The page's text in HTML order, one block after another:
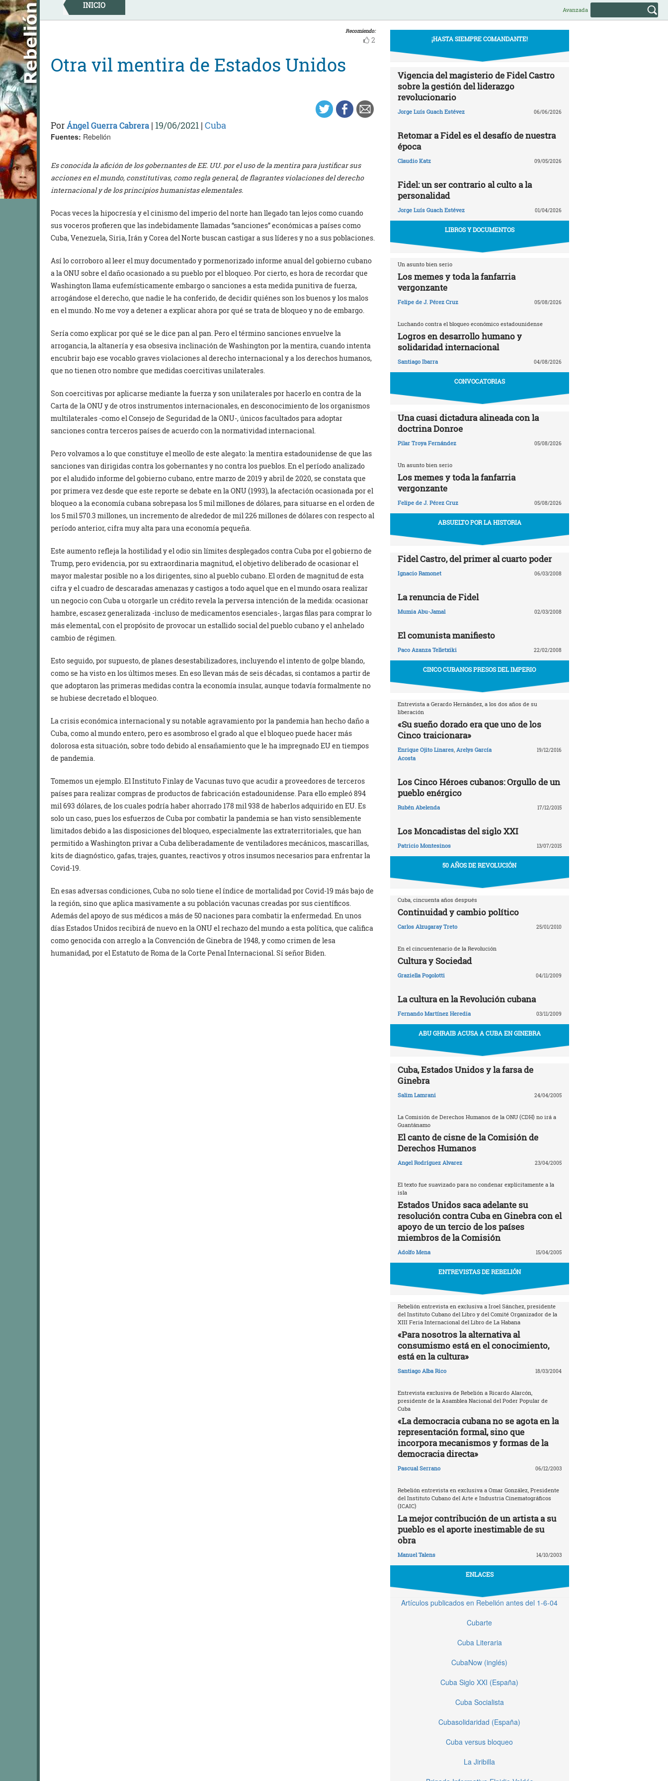
Skip
to
content
INICIO Avanzada
Recomiendo:
2
Otra vil mentira de Estados Unidos
PorÁngel Guerra Cabrera | 19/06/2021 | Cuba
Fuentes: Rebelión
Es conocida la afición de los gobernantes de EE. UU. por el uso de la mentira para justificar sus
acciones en el mundo, constitutivas, como regla general, de flagrantes violaciones del derecho
internacional y de los principios humanistas elementales.
Pocas veces la hipocresía y el cinismo del imperio del norte han llegado tan lejos como cuando
sus voceros profieren que las indebidamente llamadas “sanciones” económicas a países como
Cuba, Venezuela, Siria, Irán y Corea del Norte buscan castigar a sus líderes y no a sus poblaciones.
Así lo corroboro al leer el muy documentado y pormenorizado informe anual del gobierno cubano
a la ONU sobre el daño ocasionado a su pueblo por el bloqueo. Por cierto, es hora de recordar que
Washington llama eufemísticamente embargo o sanciones a esta medida punitiva de fuerza,
arrogándose el derecho, que nadie le ha conferido, de decidir quiénes son los buenos y los malos
en el mundo. No me voy a detener a explicar ahora por qué se trata de bloqueo y no de embargo.
Sería como explicar por qué se le dice pan al pan. Pero el término sanciones envuelve la
arrogancia, la altanería y esa obsesiva inclinación de Washington por la mentira, cuando intenta
encubrir bajo ese vocablo graves violaciones al derecho internacional y a los derechos humanos,
que no tienen otro nombre que medidas coercitivas unilaterales.
Son coercitivas por aplicarse mediante la fuerza y son unilaterales por hacerlo en contra de la
Carta de la ONU y de otros instrumentos internacionales, en desconocimiento de los organismos
multilaterales -como el Consejo de Seguridad de la ONU-, únicos facultados para adoptar
sanciones contra terceros países de acuerdo con la normatividad internacional.
Pero volvamos a lo que constituye el meollo de este alegato: la mentira estadounidense de que las
sanciones van dirigidas contra los gobernantes y no contra los pueblos. En el período analizado
por el aludido informe del gobierno cubano, entre marzo de 2019 y abril de 2020, se constata que
por primera vez desde que este reporte se debate en la ONU (1993), la afectación ocasionada por el
bloqueo a la economía cubana sobrepasa los 5 mil millones de dólares, para situarse en el orden de
los 5 mil 570.3 millones, un incremento de alrededor de mil 226 millones de dólares con respecto al
período anterior, cifra muy alta para una economía pequeña.
Este aumento refleja la hostilidad y el odio sin límites desplegados contra Cuba por el gobierno de
Trump, pero evidencia, por su extraordinaria magnitud, el objetivo deliberado de ocasionar el
mayor malestar posible no a los dirigentes, sino al pueblo cubano. El orden de magnitud de esta
cifra y el cuadro de descaradas amenazas y castigos a todo aquel que en el mundo osara realizar
un negocio con Cuba u otorgarle un crédito revela la perversa intención de la medida: ocasionar
hambre, escasez generalizada -incluso de medicamentos esenciales-, largas filas para comprar lo
más elemental, con el propósito de provocar un estallido social del pueblo cubano y el anhelado
cambio de régimen.
Esto seguido, por supuesto, de planes desestabilizadores, incluyendo el intento de golpe blando,
como se ha visto en los últimos meses. En eso llevan más de seis décadas, si contamos a partir de
que adoptaron las primeras medidas contra la economía insular, aunque todavía formalmente no
se hubiese decretado el bloqueo.
La crisis económica internacional y su notable agravamiento por la pandemia han hecho daño a
Cuba, como al mundo entero, pero es asombroso el grado al que el bloqueo puede hacer más
dolorosa esta situación, sobre todo debido al ensañamiento que le ha impregnado EU en tiempos
de pandemia.
Tomemos un ejemplo. El Instituto Finlay de Vacunas tuvo que acudir a proveedores de terceros
países para realizar compras de productos de fabricación estadounidense. Para ello empleó 894
mil 693 dólares, de los cuales podría haber ahorrado 178 mil 938 de haberlos adquirido en EU. Es
solo un caso, pues los esfuerzos de Cuba por combatir la pandemia se han visto sensiblemente
limitados debido a las disposiciones del bloqueo, especialmente las extraterritoriales, que han
permitido a Washington privar a Cuba deliberadamente de ventiladores mecánicos, mascarillas,
kits de diagnóstico, gafas, trajes, guantes, reactivos y otros insumos necesarios para enfrentar la
Covid-19.
En esas adversas condiciones, Cuba no solo tiene el índice de mortalidad por Covid-19 más bajo de
la región, sino que aplica masivamente a su población vacunas creadas por sus científicos.
Además del apoyo de sus médicos a más de 50 naciones para combatir la enfermedad. En unos
días Estados Unidos recibirá de nuevo en la ONU el rechazo del mundo a esta política, que califica
como genocida con arreglo a la Convención de Ginebra de 1948, y como crimen de lesa
humanidad, por el Estatuto de Roma de la Corte Penal Internacional. Sí señor Biden.
¡HASTA SIEMPRE COMANDANTE!
Vigencia del magisterio de Fidel Castro
sobre la gestión del liderazgo
revolucionario
Jorge Luís Guach Estévez 06/06/2026
Retomar a Fidel es el desafío de nuestra
época
Claudio Katz 09/05/2026
Fidel: un ser contrario al culto a la
personalidad
Jorge Luís Guach Estévez 01/04/2026
LIBROS Y DOCUMENTOS
Un asunto bien serio
Los memes y toda la fanfarria
vergonzante
Felipe de J. Pérez Cruz 05/08/2026
Luchando contra el bloqueo económico estadounidense
Logros en desarrollo humano y
solidaridad internacional
Santiago Ibarra 04/08/2026
CONVOCATORIAS
Una cuasi dictadura alineada con la
doctrina Donroe
Pilar Troya Fernández 05/08/2026
Un asunto bien serio
Los memes y toda la fanfarria
vergonzante
Felipe de J. Pérez Cruz 05/08/2026
ABSUELTO POR LA HISTORIA
Fidel Castro, del primer al cuarto poder
Ignacio Ramonet 06/03/2008
La renuncia de Fidel
Mumia Abu-Jamal 02/03/2008
El comunista manifiesto
Paco Azanza Telletxiki 22/02/2008
CINCO CUBANOS PRESOS DEL IMPERIO
Entrevista a Gerardo Hernández, a los dos años de su
liberación
«Su sueño dorado era que uno de los
Cinco traicionara»
Enrique Ojito Linares, Arelys García
Acosta
19/12/2016
Los Cinco Héroes cubanos: Orgullo de un
pueblo enérgico
Rubén Abelenda 17/12/2015
Los Moncadistas del siglo XXI
Patricio Montesinos 13/07/2015
50 AÑOS DE REVOLUCIÓN
Cuba, cincuenta años después
Continuidad y cambio político
Carlos Alzugaray Treto 25/01/2010
En el cincuentenario de la Revolución
Cultura y Sociedad
Graziella Pogolotti 04/11/2009
La cultura en la Revolución cubana
Fernando Martínez Heredia 03/11/2009
ABU GHRAIB ACUSA A CUBA EN GINEBRA
Cuba, Estados Unidos y la farsa de
Ginebra
Salim Lamrani 24/04/2005
La Comisión de Derechos Humanos de la ONU (CDH) no irá a
Guantánamo
El canto de cisne de la Comisión de
Derechos Humanos
Angel Rodríguez Alvarez 23/04/2005
El texto fue suavizado para no condenar explícitamente a la
isla
Estados Unidos saca adelante su
resolución contra Cuba en Ginebra con el
apoyo de un tercio de los países
miembros de la Comisión
Adolfo Mena 15/04/2005
ENTREVISTAS DE REBELIÓN
Rebelión entrevista en exclusiva a Iroel Sánchez, presidente
del Instituto Cubano del Libro y del Comité Organizador de la
XIII Feria Internacional del Libro de La Habana
«Para nosotros la alternativa al
consumismo está en el conocimiento,
está en la cultura»
Santiago Alba Rico 18/03/2004
Entrevista exclusiva de Rebelión a Ricardo Alarcón,
presidente de la Asamblea Nacional del Poder Popular de
Cuba
«La democracia cubana no se agota en la
representación formal, sino que
incorpora mecanismos y formas de la
democracia directa»
Pascual Serrano 06/12/2003
Rebelión entrevista en exclusiva a Omar González, Presidente
del Instituto Cubano del Arte e Industria Cinematográficos
(ICAIC)
La mejor contribución de un artista a su
pueblo es el aporte inestimable de su
obra
Manuel Talens 14/10/2003
ENLACES
Artículos publicados en Rebelión antes del 1-6-04
Cubarte
Cuba Literaria
CubaNow (inglés)
Cuba Siglo XXI (España)
Cuba Socialista
Cubasolidaridad (España)
Cuba versus bloqueo
La Jiribilla